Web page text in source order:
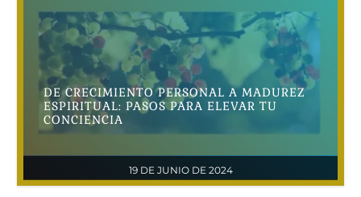
19 DE JUNIO DE 2024
DE CRECIMIENTO PERSONAL A MADUREZ
ESPIRITUAL: PASOS PARA ELEVAR TU
CONCIENCIA